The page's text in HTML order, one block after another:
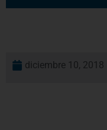
diciembre 10, 2018